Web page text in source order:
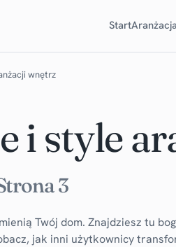
Start
wnętrz
i style
3
Twój dom. Znajdziesz tu
jak inni użytkownicy